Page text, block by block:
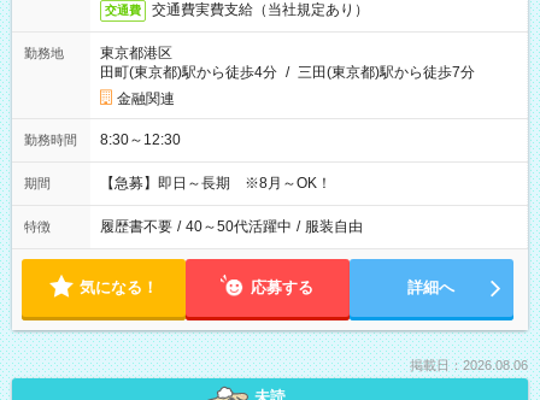
交通費 交通費実費支給（当社規定あり）
勤務地
東京都港区
田町(東京都)駅から徒歩4分 / 三田(東京都)駅から徒歩7分
金融関連
勤務時間 8:30～12:30
期間 【急募】即日～長期 ※8月～OK！
特徴 履歴書不要 / 40～50代活躍中 / 服装自由
気になる！ 応募する 詳細へ
掲載日：2026.08.06